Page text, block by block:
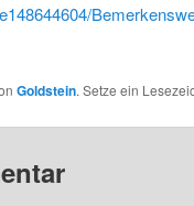
Goldstein. Setze ein